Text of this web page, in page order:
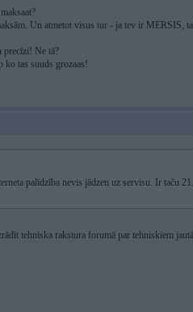
Un atmetot visus tur - ja tev ir MERSIS,
precīzi! Ne tā?
ko tas suuds grozaas!
palīdzība nevis jādzen uz servisu. Ir taču 21.
tehniska rakstura forumā par tehniskiem